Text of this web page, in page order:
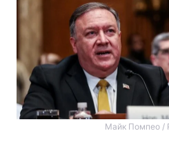
Майк Помпео /